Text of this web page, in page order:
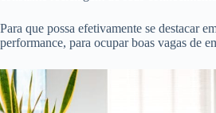
Para que possa efetivamente se destacar
performance, para ocupar boas vagas de